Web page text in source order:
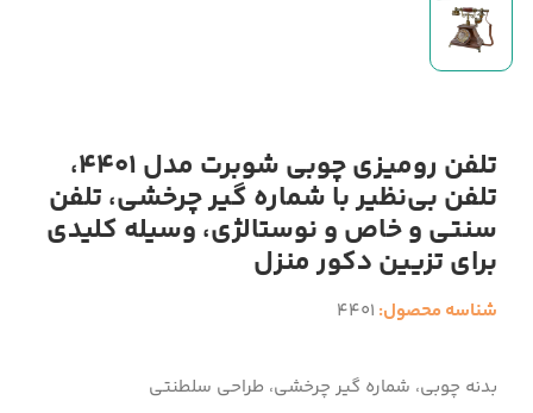
تلفن رومیزی چوبی شوبرت مدل 4401،
تلفن بی‌نظیر با شماره گیر چرخشی، تلفن
سنتی و خاص و نوستالژی، وسیله کلیدی
برای تزیین دکور منزل
شناسه محصول: 4401
بدنه چوبی، شماره گیر چرخشی، طراحی سلطنتی